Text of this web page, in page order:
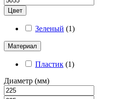
Цвет
Зеленый (1)
Материал
Пластик (1)
Диаметр (мм)